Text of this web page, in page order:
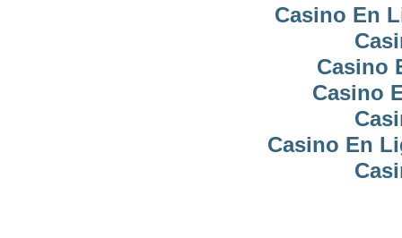
Casino En
Casino
Casino
Casino En